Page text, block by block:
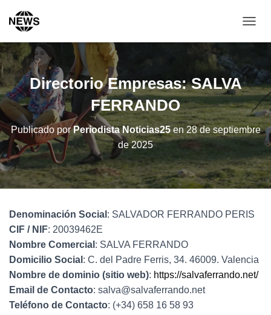
A
A
M
O
D
D
E
N
A
E
I
Ó
Directorio Empresas: SALVA
FERRANDO
Publicado porPeriodista Noticias25en28 de septiembre
de 2025
Denominación Social : SALVADOR FERRANDO PERIS
CIF / NIF: 20039462E
Nombre Comercial : SALVA FERRANDO
Domicilio Social : C. del Padre Ferris, 34. 46009. Valencia
Nombre de dominio (sitio web): https://salvaferrando.net/
Email de Contacto: salva@salvaferrando.net
Teléfono de Contacto: (+34) 658 16 58 93